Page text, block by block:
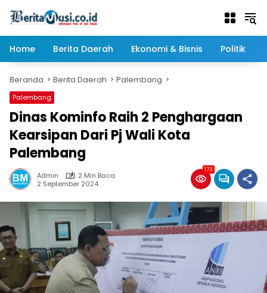
Home
Berita Daerah Ekonomi & Bisnis Politik
Beranda Berita Daerah Palembang
Palembang
Dinas Kominfo Raih 2 Penghargaan
Kearsipan Dari Pj Wali Kota
Palembang
Admin
2 Min Baca
2 September 2024
173